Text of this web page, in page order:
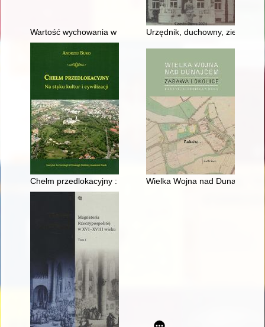
Wartość wychowania w rodzinie luterańskiej w piśmiennictwie
Urzędnik, duchowny,
Chełm przedlokacyjny : na styku kultur i cywilizacji
Wielka Wojna nad Dunajcem :